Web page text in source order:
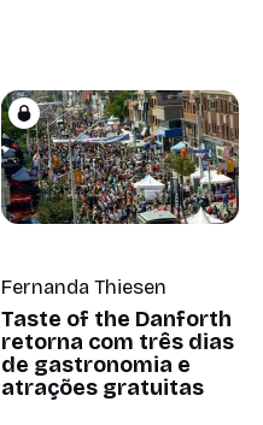
Fernanda Thiesen
Taste of the Danforth
retorna com três dias
de gastronomia e
atrações gratuitas